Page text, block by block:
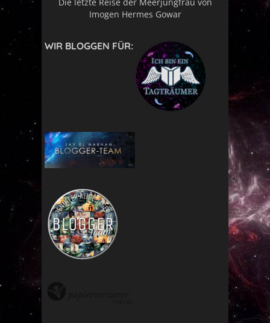
Imogen Hermes Gowar
WIR BLOGGEN FÜR: